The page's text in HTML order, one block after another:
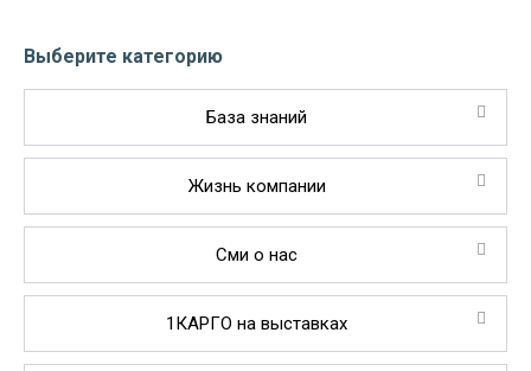
Выберите категорию
База знаний
Жизнь компании
Сми о нас
1КАРГО на выставках